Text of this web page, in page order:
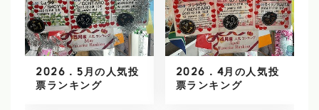
2026．5月の人気投
票ランキング
2026．4月の人気投
票ランキング